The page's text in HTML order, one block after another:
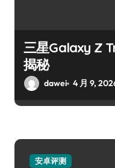
三星Galaxy Z
揭秘
dawei 4 月 9,
安卓评测